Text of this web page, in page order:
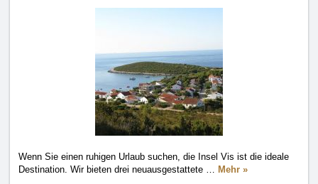
Wenn Sie einen ruhigen Urlaub suchen, die Insel Vis ist die ideale
Destination. Wir bieten drei neuausgestattete … Mehr »